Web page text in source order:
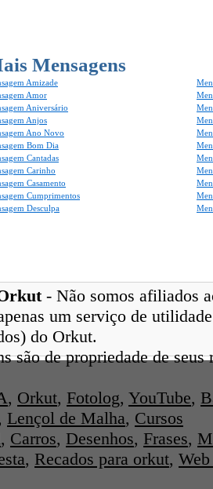
Mensagens
Amizade
Amor
Aniversário
Anjos
Ano Novo
Bom Dia
Cantadas
Carinho
Casamento
Cumprimentos
Desculpa
- Não somos afiliados
um serviço de
do Orkut.
são de propriedade de
, Orkut, Fotolog, YouTube,
Lençol de Malha, Cursos
, Carros, Desenhos, Frases,
, Recados para orkut,